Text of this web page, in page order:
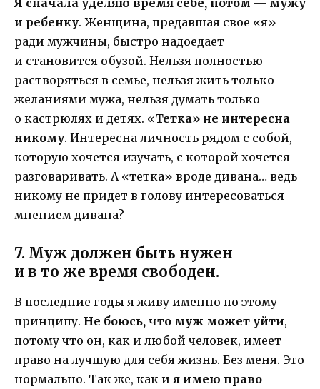
и ребенку. Женщина, предавшая свое «я»
ради мужчины, быстро надоедает
и становится обузой. Нельзя полностью
растворяться в семье, нельзя жить только
желаниями мужа, нельзя думать только
о кастрюлях и детях. «Тетка» не интересна
никому. Интересна личность рядом с собой,
которую хочется изучать, с которой хочется
разговаривать. А «тетка» вроде дивана… ведь
никому не придет в голову интересоваться
мнением дивана?
7. Муж должен быть нужен
и в то же время свободен.
В последние годы я живу именно по этому
принципу. Не боюсь, что муж может уйти,
потому что он, как и любой человек, имеет
право на лучшую для себя жизнь. Без меня. Это
нормально. Так же, как и я имею право